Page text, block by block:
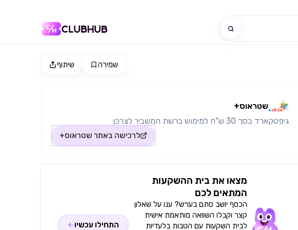
שיתוף שמירה
שטראוס+
גיפטקארד בסך 30 ש"ח למימוש ברשת המשביר לצרכן
לרכישה באתר שטראוס+
מצאו את בית ההשקעות
המתאים לכם
הכסף יושב סתם בעו״ש? ענו על שאלון
קצר וקבלו השוואה מותאמת אישית
לבית השקעות עם הטבות בלעדיות
התחילו עכשיו